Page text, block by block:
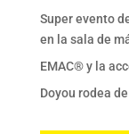
Super evento
en la sala de
EMAC® y la
Doyou rodea